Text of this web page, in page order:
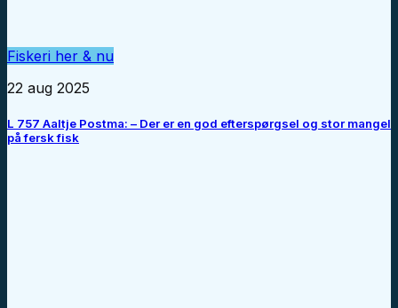
Fiskeri her & nu
22 aug 2025
L 757 Aaltje Postma: – Der er en god efterspørgsel og stor mangel
på fersk fisk